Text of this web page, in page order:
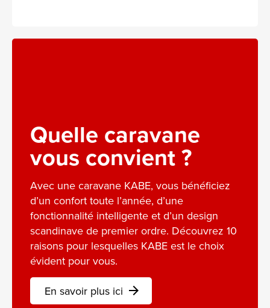
Quelle caravane
vous convient ?
Avec une caravane KABE, vous bénéficiez
d’un confort toute l’année, d’une
fonctionnalité intelligente et d’un design
scandinave de premier ordre. Découvrez 10
raisons pour lesquelles KABE est le choix
évident pour vous.
En savoir plus ici arrow_forward